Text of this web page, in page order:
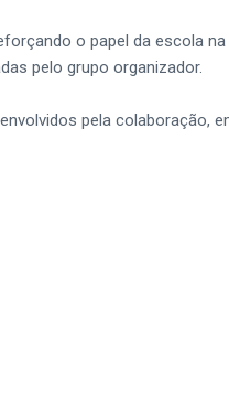
o papel da escola
pelo grupo organizador.
pela